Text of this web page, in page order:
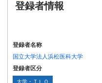
登録者情報
登録者名称
国立大学法人浜松医科大学
登録者区分
大学・ＴＬＯ